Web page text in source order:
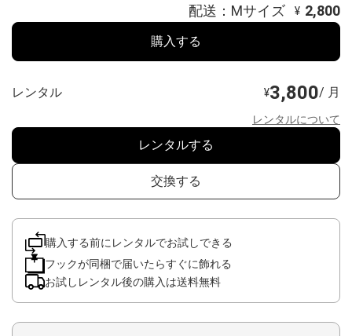
配送：Mサイズ ¥ 2,800
購入する
レンタル ¥3,800/ 月
レンタルについて
レンタルする
交換する
購入する前にレンタルでお試しできる
フックが同梱で届いたらすぐに飾れる
お試しレンタル後の購入は送料無料